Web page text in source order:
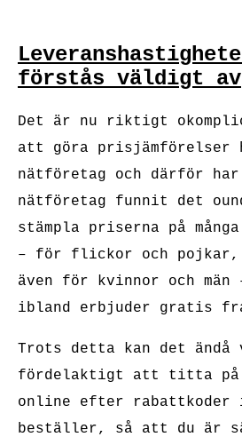
förstås väldigt
Det är nu riktigt
att göra prisjämförelser
nätföretag och därför har
nätföretag funnit det
stämpla priserna på
– för flickor och pojkar,
även för kvinnor och män
ibland erbjuder gratis
Trots detta kan det ändå
fördelaktigt att titta på
online efter rabattkoder
beställer, så att du är